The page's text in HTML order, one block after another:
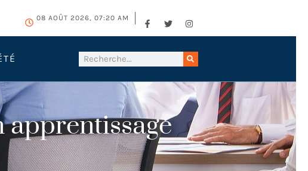
08 AOÛT 2026, 07:20 AM
apprentissage